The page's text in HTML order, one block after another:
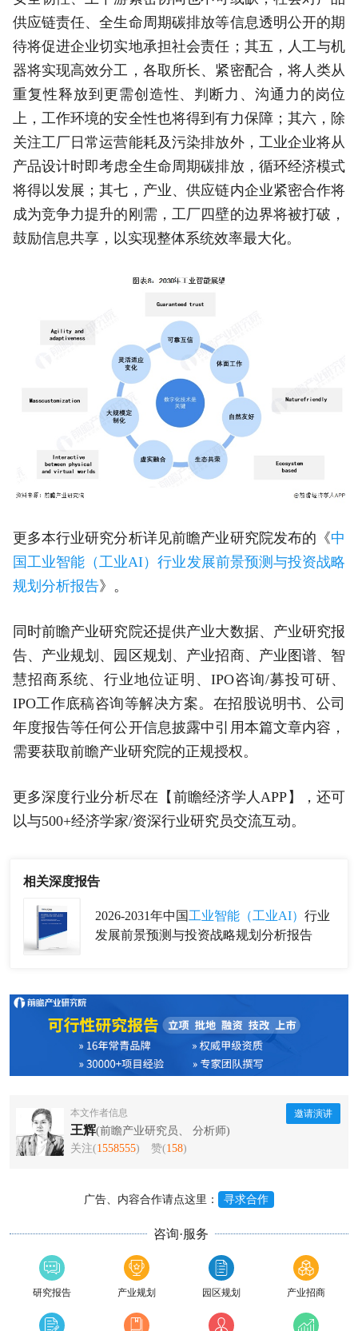
供应链责任、全生命周期碳排放等信息透明公开的期
待将促进企业切实地承担社会责任；其五，人工与机
器将实现高效分工，各取所长、紧密配合，将人类从
重复性释放到更需创造性、判断力、沟通力的岗位
上，工作环境的安全性也将得到有力保障；其六，除
关注工厂日常运营能耗及污染排放外，工业企业将从
产品设计时即考虑全生命周期碳排放，循环经济模式
将得以发展；其七，产业、供应链内企业紧密合作将
成为竞争力提升的刚需，工厂四壁的边界将被打破，
鼓励信息共享，以实现整体系统效率最大化。
更多本行业研究分析详见前瞻产业研究院发布的《中
国工业智能（工业AI）行业发展前景预测与投资战略
规划分析报告》。
同时前瞻产业研究院还提供产业大数据、产业研究报
告、产业规划、园区规划、产业招商、产业图谱、智
慧招商系统、行业地位证明、IPO咨询/募投可研、
IPO工作底稿咨询等解决方案。在招股说明书、公司
年度报告等任何公开信息披露中引用本篇文章内容，
需要获取前瞻产业研究院的正规授权。
更多深度行业分析尽在【前瞻经济学人APP】，还可
以与500+经济学家/资深行业研究员交流互动。
相关深度报告
2026-2031年中国工业智能（工业AI） 行业
发展前景预测与投资战略规划分析报告
本文作者信息
王辉(前瞻产业研究员、 分析师)
关注(1558555) 赞(158)
邀请演讲
广告、内容合作请点这里： 寻求合作
咨询·服务
研究报告 产业规划 园区规划 产业招商